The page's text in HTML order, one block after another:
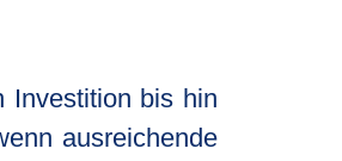
Investition bis hin
ausreichende